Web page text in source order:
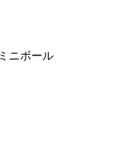
ニボール